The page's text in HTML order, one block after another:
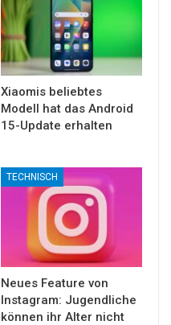
Xiaomis beliebtes
Modell hat das Android
15-Update erhalten
TECHNISCH
Neues Feature von
Instagram: Jugendliche
können ihr Alter nicht